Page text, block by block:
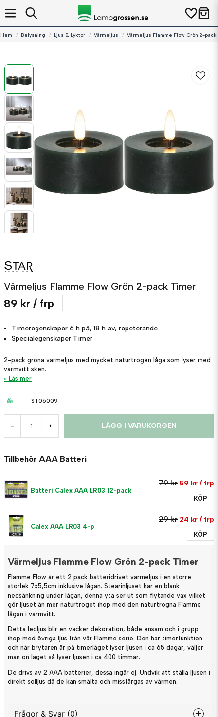
Hem Belysning Ljus & Lyktor Värmeljus Värmeljus Flamme Flow Grön 2-pack
Värmeljus Flamme Flow Grön 2-pack Timer
89 kr / frp
Timeregenskaper 6 h på, 18 h av, repeterande
Specialegenskaper Timer
2-pack gröna värmeljus med mycket naturtrogen låga som lyser med
varmvitt sken.
Läs mer
ST06009
- + LÄGG I VARUKORGEN
Tillbehör AAA Batteri
Batteri Calex AAA LR03 12-pack
79 kr 59 kr / frp
KÖP
Calex AAA LR03 4-p
29 kr 24 kr / frp
KÖP
Värmeljus Flamme Flow Grön 2-pack Timer
Flamme Flow är ett 2 pack batteridrivet värmeljus i en större
storlek 7x5,5cm inklusive lågan. Stearinljuset har en blank
nedsänkning under lågan, denna yta ser ut som flytande vax vilket
gör ljuset än mer naturtroget ihop med den naturtrogna Flamme
lågan i varmvitt.
Detta ledljus blir en vacker dekoration, både ensam och i grupp
ihop med övriga ljus från vår Flamme serie. Den har timerfunktion
och när brytaren är på timerläget lyser ljusen i ca 65 dagar, väljer
man on läget så lyser ljusen i ca 400 timmar.
De drivs av 2 AAA batterier, dessa ingår ej. Undvik att ställa ljusen i
direkt solljus då de kan smälta och missfärgas av värmen.
Frågor & Svar (0)